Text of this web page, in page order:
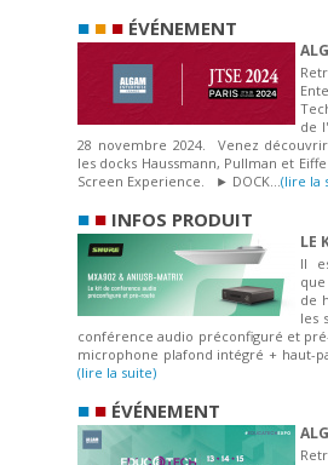
■ ■ ■ ÉVÉNEMENT
de
28 novembre 2024. Venez
les docks Haussmann, Pullman et
Screen Experience. ► DOCK... (lire la
■ ■ INFOS PRODUIT
LE
Il
de
les
conférence audio préconfiguré et
microphone plafond intégré + haut-
(lire la suite)
■ ■ ÉVÉNEMENT